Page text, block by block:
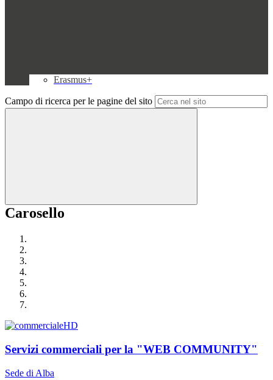
Erasmus+
Campo di ricerca per le pagine del sito
Carosello
Servizi commerciali per la "WEB COMMUNITY"
Sede di Alba